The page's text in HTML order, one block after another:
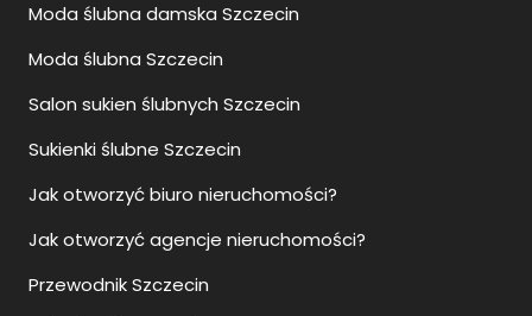
Moda ślubna damska Szczecin
Moda ślubna Szczecin
Salon sukien ślubnych Szczecin
Sukienki ślubne Szczecin
Jak otworzyć biuro nieruchomości?
Jak otworzyć agencje nieruchomości?
Przewodnik Szczecin